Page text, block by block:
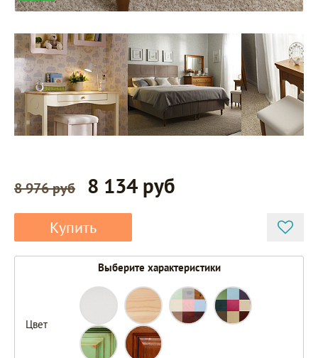
8 976 руб 8 134 руб
Купить
Выберите характеристики
Цвет